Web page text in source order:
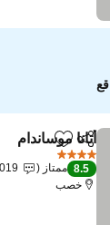
مشاركةto favorites
أتانا موساندام
8.5 ممتاز
خصب